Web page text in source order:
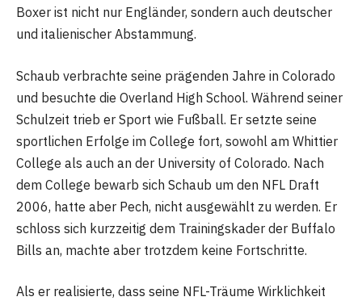
Boxer ist nicht nur Engländer, sondern auch deutscher
und italienischer Abstammung.
Schaub verbrachte seine prägenden Jahre in Colorado
und besuchte die Overland High School. Während seiner
Schulzeit trieb er Sport wie Fußball. Er setzte seine
sportlichen Erfolge im College fort, sowohl am Whittier
College als auch an der University of Colorado. Nach
dem College bewarb sich Schaub um den NFL Draft
2006, hatte aber Pech, nicht ausgewählt zu werden. Er
schloss sich kurzzeitig dem Trainingskader der Buffalo
Bills an, machte aber trotzdem keine Fortschritte.
Als er realisierte, dass seine NFL-Träume Wirklichkeit